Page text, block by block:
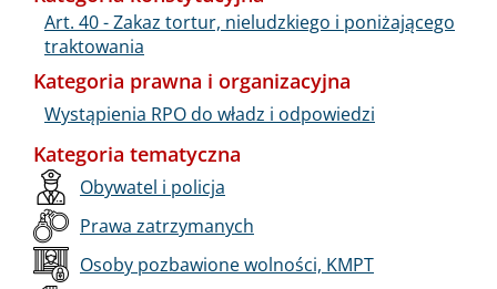
Art. 40 - Zakaz tortur, nieludzkiego i poniżającego
traktowania
Kategoria prawna i organizacyjna
Wystąpienia RPO do władz i odpowiedzi
Kategoria tematyczna
Obywatel i policja
Prawa zatrzymanych
Osoby pozbawione wolności, KMPT